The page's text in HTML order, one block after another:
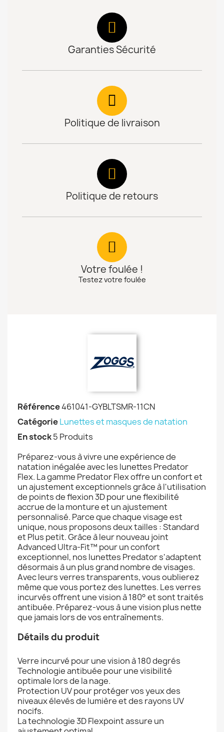
Garanties Sécurité
Politique de livraison
Politique de retours
Votre foulée !
Testez votre foulée
Référence461041-GYBLTSMR-11CN
CatégorieLunettes et masques de natation
En stock5 Produits
Préparez-vous à vivre une expérience de
natation inégalée avec les lunettes Predator
Flex. La gamme Predator Flex offre un confort et
un ajustement exceptionnels grâce à l'utilisation
de points de flexion 3D pour une flexibilité
accrue de la monture et un ajustement
personnalisé. Parce que chaque visage est
unique, nous proposons deux tailles : Standard
et Plus petit. Grâce à leur nouveau joint
Advanced Ultra-Fit™ pour un confort
exceptionnel, nos lunettes Predator s'adaptent
désormais à un plus grand nombre de visages.
Avec leurs verres transparents, vous oublierez
même que vous portez des lunettes. Les verres
incurvés offrent une vision à 180° et sont traités
antibuée. Préparez-vous à une vision plus nette
que jamais lors de vos entraînements.
Détails du produit
Verre incurvé pour une vision à 180 degrés
Technologie antibuée pour une visibilité
optimale lors de la nage.
Protection UV pour protéger vos yeux des
niveaux élevés de lumière et des rayons UV
nocifs.
La technologie 3D Flexpoint assure un